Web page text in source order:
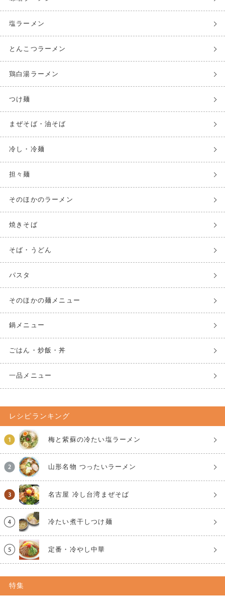
塩ラーメン
とんこつラーメン
鶏白湯ラーメン
つけ麺
まぜそば・油そば
冷し・冷麺
担々麺
そのほかのラーメン
焼きそば
そば・うどん
パスタ
そのほかの麺メニュー
鍋メニュー
ごはん・炒飯・丼
一品メニュー
レシピランキング
梅と紫蘇の冷たい塩ラーメン
山形名物 つったいラーメン
名古屋 冷し台湾まぜそば
冷たい煮干しつけ麺
定番・冷やし中華
特集